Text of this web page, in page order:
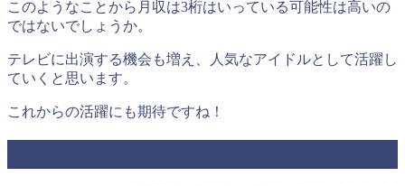
このようなことから月収は3桁はいっている可能性は高いの
ではないでしょうか。
テレビに出演する機会も増え、人気なアイドルとして活躍し
ていくと思います。
これからの活躍にも期待ですね！